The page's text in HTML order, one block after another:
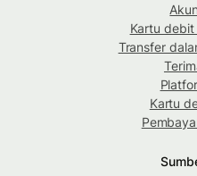
Kartu debit
Transfer
Kartu